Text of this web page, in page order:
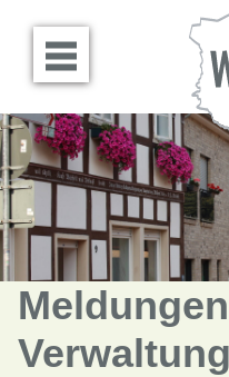
Menü öffnen
Verwaltung